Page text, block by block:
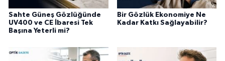
Sahte Güneş Gözlüğünde
UV400 ve CE İbaresi Tek
Başına Yeterli mi?
Bir Gözlük Ekonomiye Ne
Kadar Katkı Sağlayabilir?